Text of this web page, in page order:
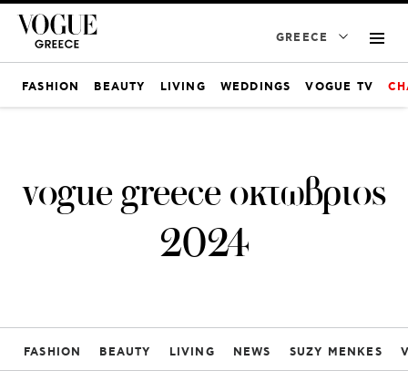
GREECE
FASHION BEAUTY LIVING WEDDINGS VOGUE TV
vogue greece οκτωβριος
2024
FASHION BEAUTY LIVING NEWS SUZY MENKES